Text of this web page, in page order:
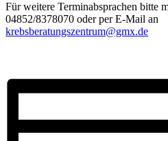
Für weitere Terminabsprachen bitte
04852/8378070 oder per E-Mail an
krebsberatungszentrum@gmx.de